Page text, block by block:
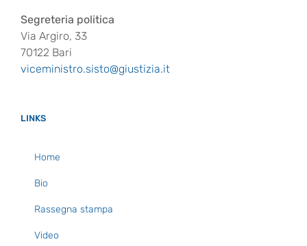
Segreteria politica
Via Argiro, 33
70122 Bari
viceministro.sisto@giustizia.it
LINKS
Home
Bio
Rassegna stampa
Video